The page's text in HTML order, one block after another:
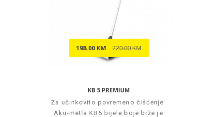
198.00 KM 220.00 KM
KB 5 PREMIUM
Za učinkovito povremeno čišćenje:
Aku-metla KB5 bijele boje brže je